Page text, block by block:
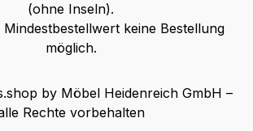
(ohne Inseln).
keine Bestellung
möglich.
by Möbel Heidenreich GmbH –
Rechte vorbehalten